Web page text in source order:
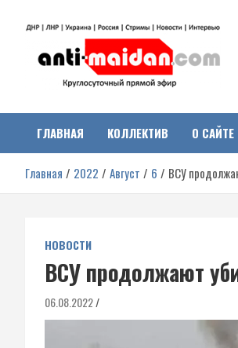
Антимайдан:
Гражданская
Украине
о гражданской войне на Украине, включая
ДНР, ЛНР и других регионах.
ГЛАВНАЯ КОЛЛЕКТИВ О САЙТЕ
Главная 2022 Август 6 ВСУ
НОВОСТИ
ВСУ продолжают
06.08.2022